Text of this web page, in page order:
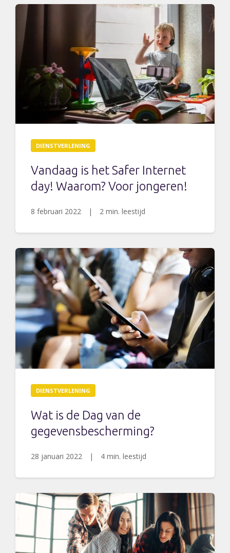
DIENSTVERLENING
Vandaag is het Safer Internet
day! Waarom? Voor jongeren!
8 februari 2022 | 2 min. leestijd
DIENSTVERLENING
Wat is de Dag van de
gegevensbescherming?
28 januari 2022 | 4 min. leestijd